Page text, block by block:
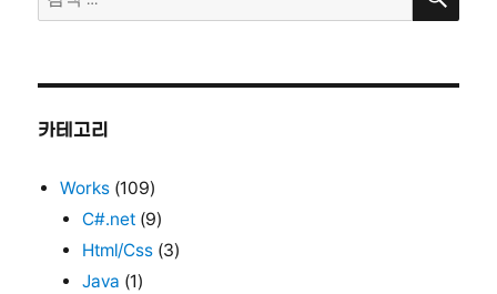
색:
카테고리
Works (109)
C#.net (9)
Html/Css (3)
Java (1)